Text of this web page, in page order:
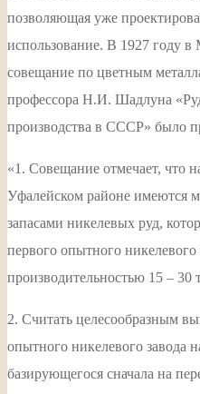
позволяющая уже
использование. В 1927 году в
совещание по цветным
профессора Н.И. Шадлуна
производства в СССР» было
«1. Совещание отмечает, что
Уфалейском районе имеются
запасами никелевых руд,
первого опытного никелевого
производительностью 15 – 30
2. Считать целесообразным
опытного никелевого завода
базирующегося сначала на